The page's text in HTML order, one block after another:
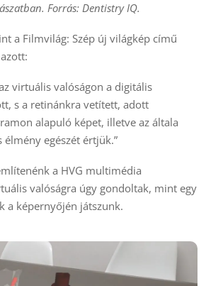
Forrás: Dentistry IQ.
a Filmvilág: Szép új világkép című
virtuális valóságon a digitális
s a retinánkra vetített, adott
alapuló képet, illetve az általa
egészét értjük.”
a HVG multimédia
valóságra úgy gondoltak, mint egy
a képernyőjén játszunk.